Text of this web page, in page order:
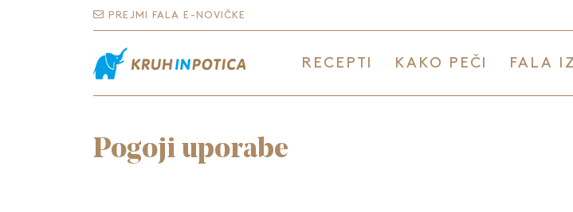
PREJMI FALA E-NOVIČKE
RECEPTI KAKO PEČI FALA
Pogoji uporabe